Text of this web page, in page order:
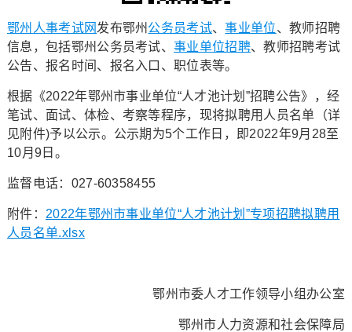
鄂州人事考试网 发布鄂州 公务员考试、事业单位、教师招聘
信息，包括鄂州公务员考试、事业单位招聘、教师招聘考试
公告、报名时间、报名入口、职位表等。
根据《2022年鄂州市事业单位“人才池计划”招聘公告》，经
笔试、面试、体检、考察等程序，现将拟聘用人员名单（详
见附件)予以公示。公示期为5个工作日，即2022年9月28至
10月9日。
监督电话：027-60358455
附件： 2022年鄂州市事业单位“人才池计划”专项招聘拟聘用
人员名单.xlsx
鄂州市委人才工作领导小组办公室
鄂州市人力资源和社会保障局